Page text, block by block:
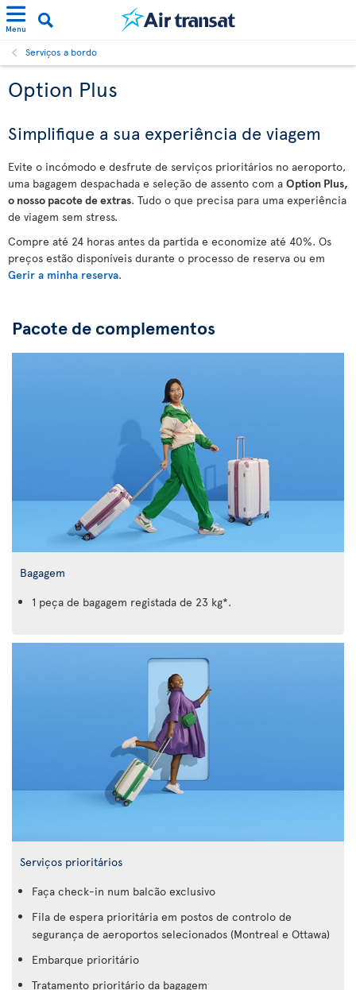
Menu
Serviços a bordo
Option Plus
Simplifique a sua experiência de viagem
Evite o incómodo e desfrute de serviços prioritários no aeroporto,
uma bagagem despachada e seleção de assento com a Option Plus,
o nosso pacote de extras. Tudo o que precisa para uma experiência
de viagem sem stress.
Compre até 24 horas antes da partida e economize até 40%. Os
preços estão disponíveis durante o processo de reserva ou em
Gerir a minha reserva.
Pacote de complementos
Bagagem
1 peça de bagagem registada de 23 kg*.
Serviços prioritários
Faça check-in num balcão exclusivo
Fila de espera prioritária em postos de controlo de
segurança de aeroportos selecionados (Montreal e Ottawa)
Embarque prioritário
Tratamento prioritário da bagagem